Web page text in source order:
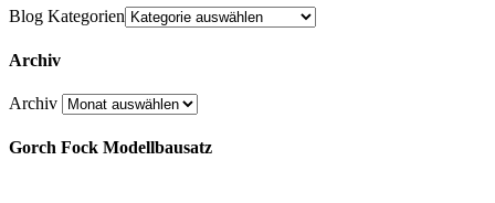
Blog Kategorien
Archiv
Archiv
Gorch Fock Modellbausatz